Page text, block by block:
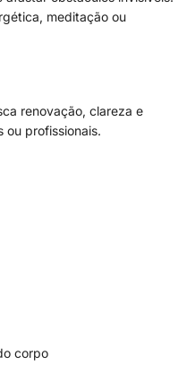
meditação ou
renovação, clareza e
ou profissionais.
corpo